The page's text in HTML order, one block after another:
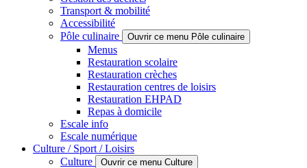
Transport & mobilité
Accessibilité
Pôle culinaire
Ouvrir ce menu Pôle culinaire
Menus
Restauration scolaire
Restauration crèches
Restauration centres de loisirs
Restauration EHPAD
Repas à domicile
Escale info
Escale numérique
Culture / Sport / Loisirs
Culture
Ouvrir ce menu Culture